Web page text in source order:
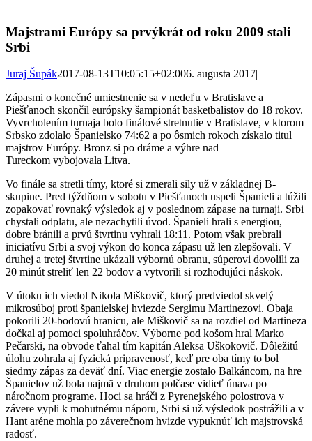
Majstrami Európy sa prvýkrát od roku 2009 stali
Srbi
Juraj Šupák2017-08-13T10:05:15+02:006. augusta 2017|
Zápasmi o konečné umiestnenie sa v nedeľu v Bratislave a
Piešťanoch skončil európsky šampionát basketbalistov do 18 rokov.
Vyvrcholením turnaja bolo finálové stretnutie v Bratislave, v ktorom
Srbsko zdolalo Španielsko 74:62 a po ôsmich rokoch získalo titul
majstrov Európy. Bronz si po dráme a výhre nad
Tureckom vybojovala Litva.
Vo finále sa stretli tímy, ktoré si zmerali sily už v základnej B-
skupine. Pred týždňom v sobotu v Piešťanoch uspeli Španieli a túžili
zopakovať rovnaký výsledok aj v poslednom zápase na turnaji. Srbi
chystali odplatu, ale nezachytili úvod. Španieli hrali s energiou,
dobre bránili a prvú štvrtinu vyhrali 18:11. Potom však prebrali
iniciatívu Srbi a svoj výkon do konca zápasu už len zlepšovali. V
druhej a tretej štvrtine ukázali výbornú obranu, súperovi dovolili za
20 minút streliť len 22 bodov a vytvorili si rozhodujúci náskok.
V útoku ich viedol Nikola Miškovič, ktorý predviedol skvelý
mikrosúboj proti španielskej hviezde Sergimu Martinezovi. Obaja
pokorili 20-bodovú hranicu, ale Miškovič sa na rozdiel od Martineza
dočkal aj pomoci spoluhráčov. Výborne pod košom hral Marko
Pečarski, na obvode ťahal tím kapitán Aleksa Uškokovič. Dôležitú
úlohu zohrala aj fyzická pripravenosť, keď pre oba tímy to bol
siedmy zápas za deväť dní. Viac energie zostalo Balkáncom, na hre
Španielov už bola najmä v druhom polčase vidieť únava po
náročnom programe. Hoci sa hráči z Pyrenejského polostrova v
závere vypli k mohutnému náporu, Srbi si už výsledok postrážili a v
Hant aréne mohla po záverečnom hvizde vypuknúť ich majstrovská
radosť.